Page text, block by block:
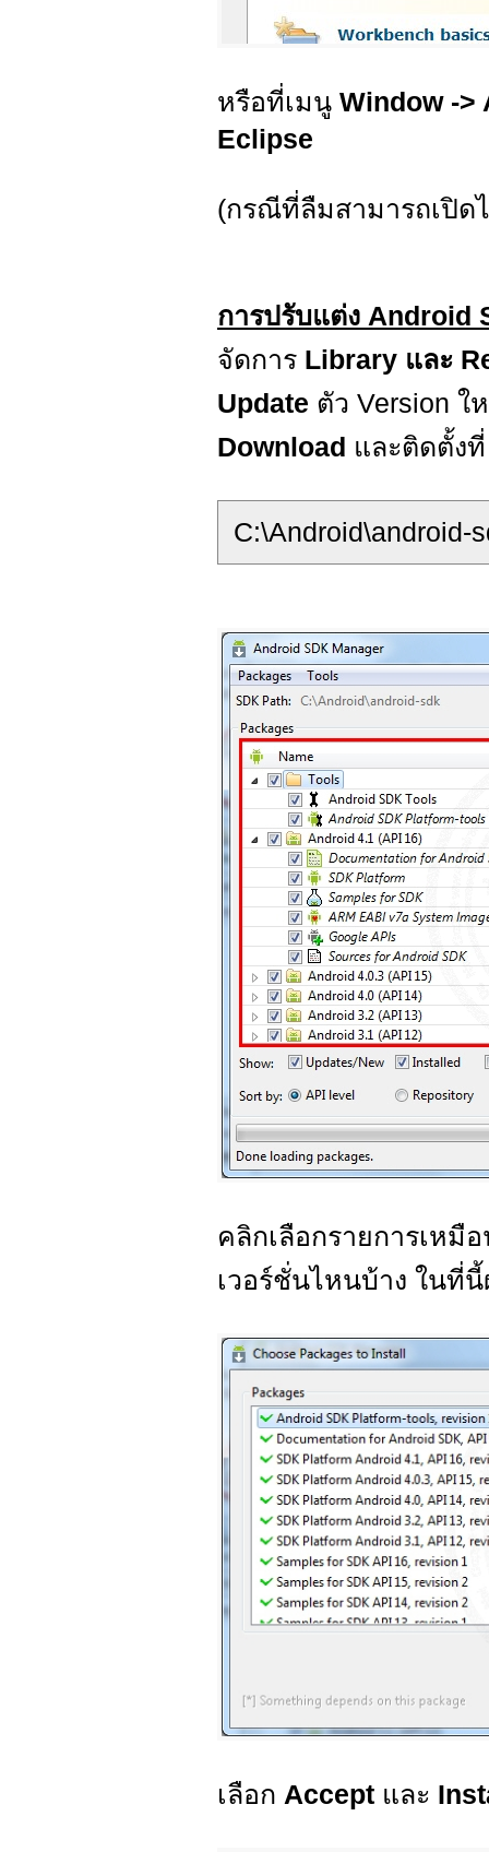
หรือที่เมนู Window ->
Eclipse
(กรณีที่ลืมสามารถเปิด
การปรับแต่ง Android
จัดการ Library และ
Update ตัว Version ใ
Download และติดตั้ง
C:\Android\android-
คลิกเลือกรายการเหมื
เวอร์ชั่นไหนบ้าง ในที่
เลือก Accept และ